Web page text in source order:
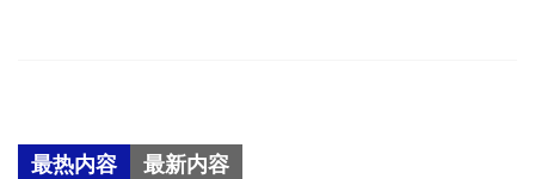
最热内容 最新内容